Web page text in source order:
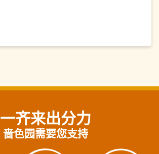
一齐来出分力
啬色园需要您支持